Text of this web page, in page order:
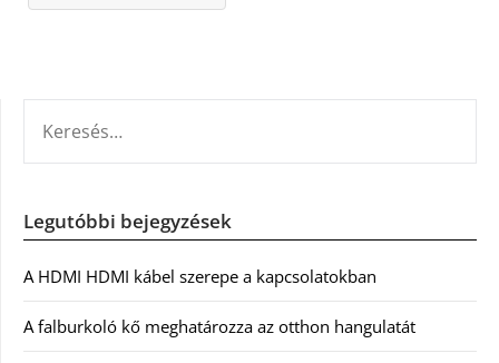
Legutóbbi bejegyzések
A HDMI HDMI kábel szerepe a kapcsolatokban
A falburkoló kő meghatározza az otthon hangulatát